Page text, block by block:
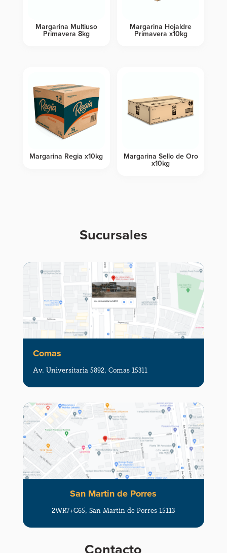
Margarina Multiuso
Primavera 8kg
Margarina Hojaldre
Primavera x10kg
Margarina Regia x10kg Margarina Sello de Oro
x10kg
Sucursales
Comas
Av. Universitaria 5892, Comas 15311
San Martin de Porres
2WR7+G65, San Martín de Porres 15113